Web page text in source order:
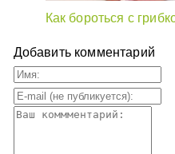
Как бороться с
Добавить комментарий